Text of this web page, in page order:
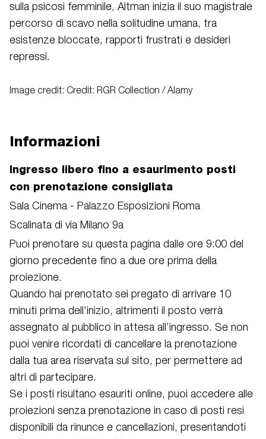
sulla psicosi femminile, Altman inizia il suo magistrale
percorso di scavo nella solitudine umana, tra
esistenze bloccate, rapporti frustrati e desideri
repressi.
Image credit: Credit: RGR Collection / Alamy
Informazioni
Ingresso libero fino a esaurimento posti
con prenotazione consigliata
Sala Cinema - Palazzo Esposizioni Roma
Scalinata di via Milano 9a
Puoi prenotare su questa pagina dalle ore 9:00 del
giorno precedente fino a due ore prima della
proiezione.
Quando hai prenotato sei pregato di arrivare 10
minuti prima dell'inizio, altrimenti il posto verrà
assegnato al pubblico in attesa all’ingresso. Se non
puoi venire ricordati di cancellare la prenotazione
dalla tua area riservata sul sito, per permettere ad
altri di partecipare.
Se i posti risultano esauriti online, puoi accedere alle
proiezioni senza prenotazione in caso di posti resi
disponibili da rinunce e cancellazioni, presentandoti